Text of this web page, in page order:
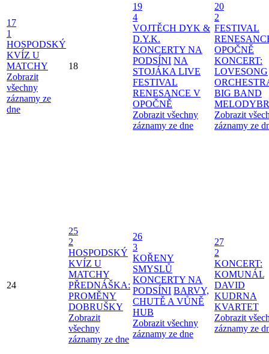
17
1
HOSPODSKÝ
KVÍZ U
MATCHY
Zobrazit
všechny
záznamy ze
dne
18
19
4
VOJTĚCH DYK &
D.Y.K.
KONCERTY NA
PODSÍNI NA
STOJÁKA LIVE
FESTIVAL
RENESANCE V
OPOČNĚ
Zobrazit všechny
záznamy ze dne
20
2
FESTIVAL
OPOČNĚ
KONCERT:
LOVESONG
BIG BAND
Zobrazit
záznamy ze
24
25
2
HOSPODSKÝ
KVÍZ U
MATCHY
PŘEDNÁŠKA:
PROMĚNY
DOBRUŠKY
Zobrazit
všechny
záznamy ze dne
26
3
KOŘENY
SMYSLŮ
KONCERTY NA
PODSÍNI BARVY,
CHUTĚ A VŮNĚ
HUB
Zobrazit všechny
záznamy ze dne
27
2
KONCERT:
KOMUNÁL
DAVID
KUDRNA
KVARTET
Zobrazit
záznamy ze